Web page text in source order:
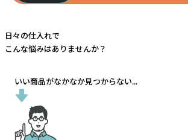
日々の仕入れで
こんな悩みはありませんか？
いい商品がなかなか見つからない...